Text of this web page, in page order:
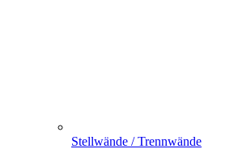
Stellwände / Trennwände